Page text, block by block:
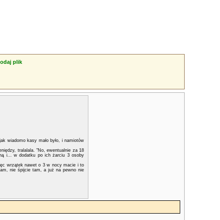
plik
wiadomo kasy mało było, i namiotów
tralalala. "No, ewentualnie za 18
i... w dodatku po ich żarciu 3 osoby
wrzątek nawet o 3 w nocy macie i to
nie śpijcie tam, a już na pewno nie